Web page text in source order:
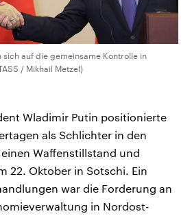
sich auf die gemeinsame Kontrolle in
/ Mikhail Metzel)
Wladimir Putin positionierte
als Schlichter in den
Waffenstillstand und
22. Oktober in Sotschi. Ein
war die Forderung an
in Nordost-